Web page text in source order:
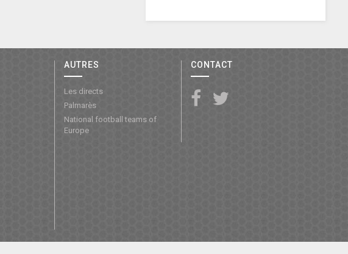
AUTRES
Les directs
Palmarès
National football teams of
Europe
CONTACT